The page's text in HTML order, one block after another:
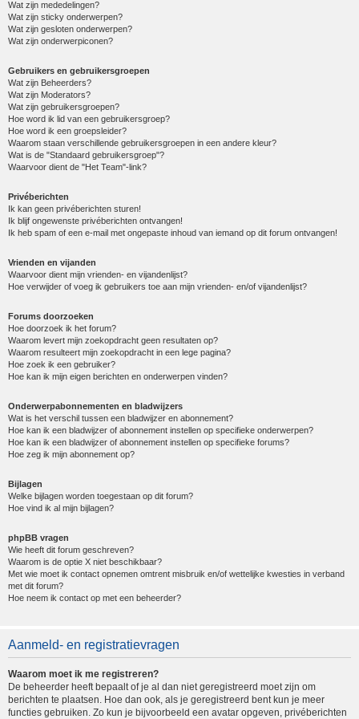
Wat zijn mededelingen?
Wat zijn sticky onderwerpen?
Wat zijn gesloten onderwerpen?
Wat zijn onderwerpiconen?
Gebruikers en gebruikersgroepen
Wat zijn Beheerders?
Wat zijn Moderators?
Wat zijn gebruikersgroepen?
Hoe word ik lid van een gebruikersgroep?
Hoe word ik een groepsleider?
Waarom staan verschillende gebruikersgroepen in een andere kleur?
Wat is de "Standaard gebruikersgroep"?
Waarvoor dient de "Het Team"-link?
Privéberichten
Ik kan geen privéberichten sturen!
Ik blijf ongewenste privéberichten ontvangen!
Ik heb spam of een e-mail met ongepaste inhoud van iemand op dit forum ontvangen!
Vrienden en vijanden
Waarvoor dient mijn vrienden- en vijandenlijst?
Hoe verwijder of voeg ik gebruikers toe aan mijn vrienden- en/of vijandenlijst?
Forums doorzoeken
Hoe doorzoek ik het forum?
Waarom levert mijn zoekopdracht geen resultaten op?
Waarom resulteert mijn zoekopdracht in een lege pagina?
Hoe zoek ik een gebruiker?
Hoe kan ik mijn eigen berichten en onderwerpen vinden?
Onderwerpabonnementen en bladwijzers
Wat is het verschil tussen een bladwijzer en abonnement?
Hoe kan ik een bladwijzer of abonnement instellen op specifieke onderwerpen?
Hoe kan ik een bladwijzer of abonnement instellen op specifieke forums?
Hoe zeg ik mijn abonnement op?
Bijlagen
Welke bijlagen worden toegestaan op dit forum?
Hoe vind ik al mijn bijlagen?
phpBB vragen
Wie heeft dit forum geschreven?
Waarom is de optie X niet beschikbaar?
Met wie moet ik contact opnemen omtrent misbruik en/of wettelijke kwesties in verband
met dit forum?
Hoe neem ik contact op met een beheerder?
Aanmeld- en registratievragen
Waarom moet ik me registreren?
De beheerder heeft bepaalt of je al dan niet geregistreerd moet zijn om
berichten te plaatsen. Hoe dan ook, als je geregistreerd bent kun je meer
functies gebruiken. Zo kun je bijvoorbeeld een avatar opgeven, privéberichten